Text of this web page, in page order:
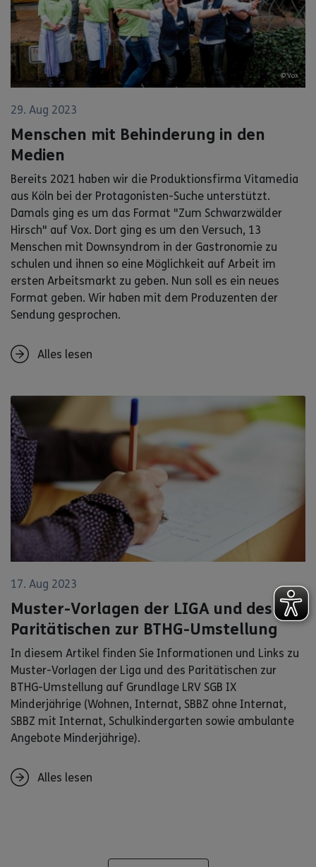
© Vox
29. Aug 2023
Menschen mit Behinderung in den
Medien
Bereits 2021 haben wir die Produktionsfirma Vitamedia
aus Köln bei der Protagonisten-Suche unterstützt.
Damals ging es um das Format "Zum Schwarzwälder
Hirsch" auf Vox. Dort ging es um den Versuch, 13
Menschen mit Downsyndrom in der Gastronomie zu
schulen und ihnen so eine Möglichkeit auf Arbeit im
ersten Arbeitsmarkt zu geben. Nun soll es ein neues
Format geben. Wir haben mit dem Produzenten der
Sendung gesprochen.
Alles lesen
17. Aug 2023
Muster-Vorlagen der LIGA und des
Paritätischen zur BTHG-Umstellung
In diesem Artikel finden Sie Informationen und Links zu
Muster-Vorlagen der Liga und des Paritätischen zur
BTHG-Umstellung auf Grundlage LRV SGB IX
Minderjährige (Wohnen, Internat, SBBZ ohne Internat,
SBBZ mit Internat, Schulkindergarten sowie ambulante
Angebote Minderjährige).
Alles lesen